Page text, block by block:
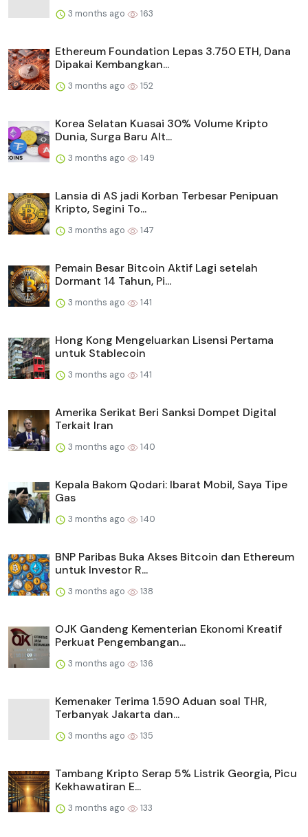
3 months ago 163
Ethereum Foundation Lepas 3.750 ETH, Dana
Dipakai Kembangkan...
3 months ago 152
Korea Selatan Kuasai 30% Volume Kripto
Dunia, Surga Baru Alt...
3 months ago 149
Lansia di AS jadi Korban Terbesar Penipuan
Kripto, Segini To...
3 months ago 147
Pemain Besar Bitcoin Aktif Lagi setelah
Dormant 14 Tahun, Pi...
3 months ago 141
Hong Kong Mengeluarkan Lisensi Pertama
untuk Stablecoin
3 months ago 141
Amerika Serikat Beri Sanksi Dompet Digital
Terkait Iran
3 months ago 140
Kepala Bakom Qodari: Ibarat Mobil, Saya Tipe
Gas
3 months ago 140
BNP Paribas Buka Akses Bitcoin dan Ethereum
untuk Investor R...
3 months ago 138
OJK Gandeng Kementerian Ekonomi Kreatif
Perkuat Pengembangan...
3 months ago 136
Kemenaker Terima 1.590 Aduan soal THR,
Terbanyak Jakarta dan...
3 months ago 135
Tambang Kripto Serap 5% Listrik Georgia, Picu
Kekhawatiran E...
3 months ago 133